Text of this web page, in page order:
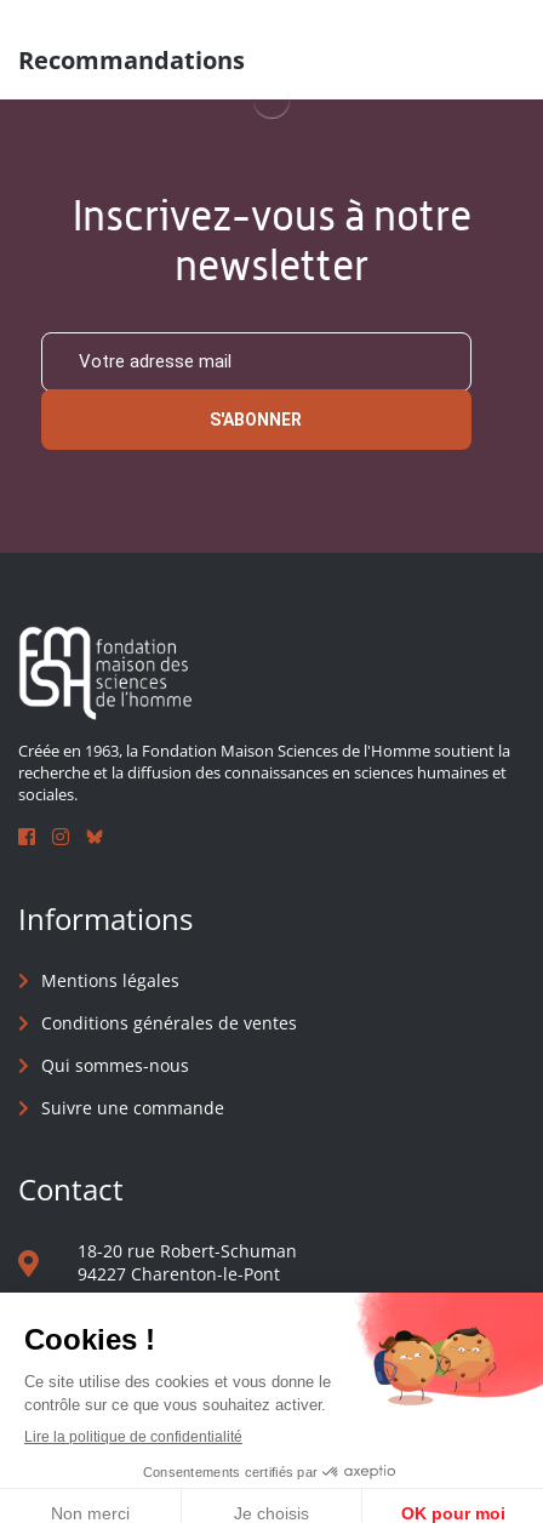
Recommandations
Inscrivez-vous à notre
newsletter
S'ABONNER
Créée en 1963, la Fondation Maison Sciences de l'Homme soutient la
recherche et la diffusion des connaissances en sciences humaines et
sociales.
Informations
Mentions légales
Conditions générales de ventes
Qui sommes-nous
Suivre une commande
Contact
18-20 rue Robert-Schuman
94227 Charenton-le-Pont